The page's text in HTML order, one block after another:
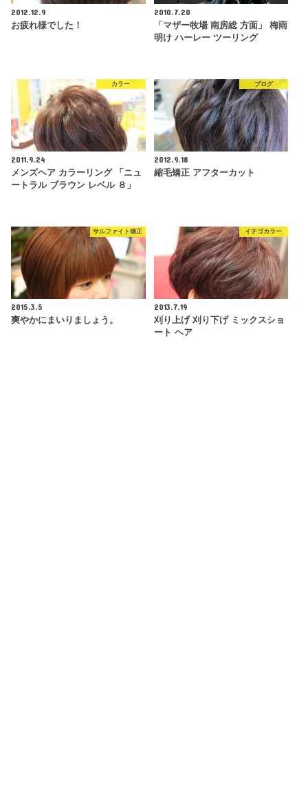
2012.12.9
お疲れ様でした！
2010.7.20
「マザー牧場 南房総 方面」 梅雨
明け ハーレー ツーリング
カラー
2011.9.24
メンズヘア カラーリング 「ニュ
ートラル ブラウン レベル ８」
ブログ
2012.9.18
縮毛矯正 アフターカット
サルファイト矯正
2015.3.5
爽やかにまいりましょう。
イチゴカラー
2013.7.19
刈り上げ 刈り下げ ミックスショ
ート ヘア